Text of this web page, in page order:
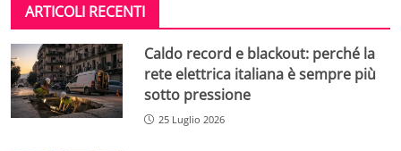
ARTICOLI RECENTI
Caldo record e blackout: perché la
rete elettrica italiana è sempre più
sotto pressione
25 Luglio 2026